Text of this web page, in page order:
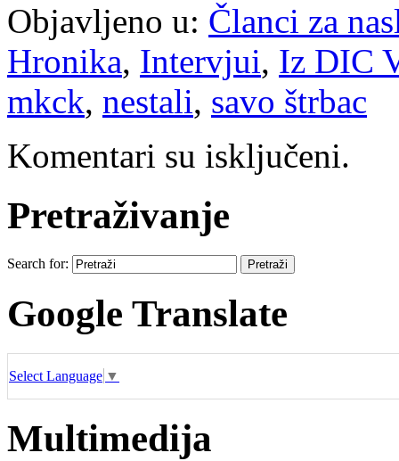
Objavljeno u: Članci za
Hronika, Intervjui, Iz DIC
mkck, nestali, savo štrbac
Komentari su isključeni.
Pretraživanje
Search for:
Google Translate
Select Language ▼
Multimedija